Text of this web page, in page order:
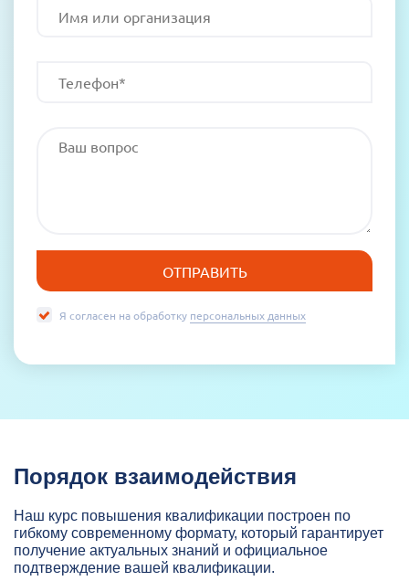
Я согласен на обработку персональных данных
Порядок взаимодействия
Наш курс повышения квалификации построен по
гибкому современному формату, который гарантирует
получение актуальных знаний и официальное
подтверждение вашей квалификации.